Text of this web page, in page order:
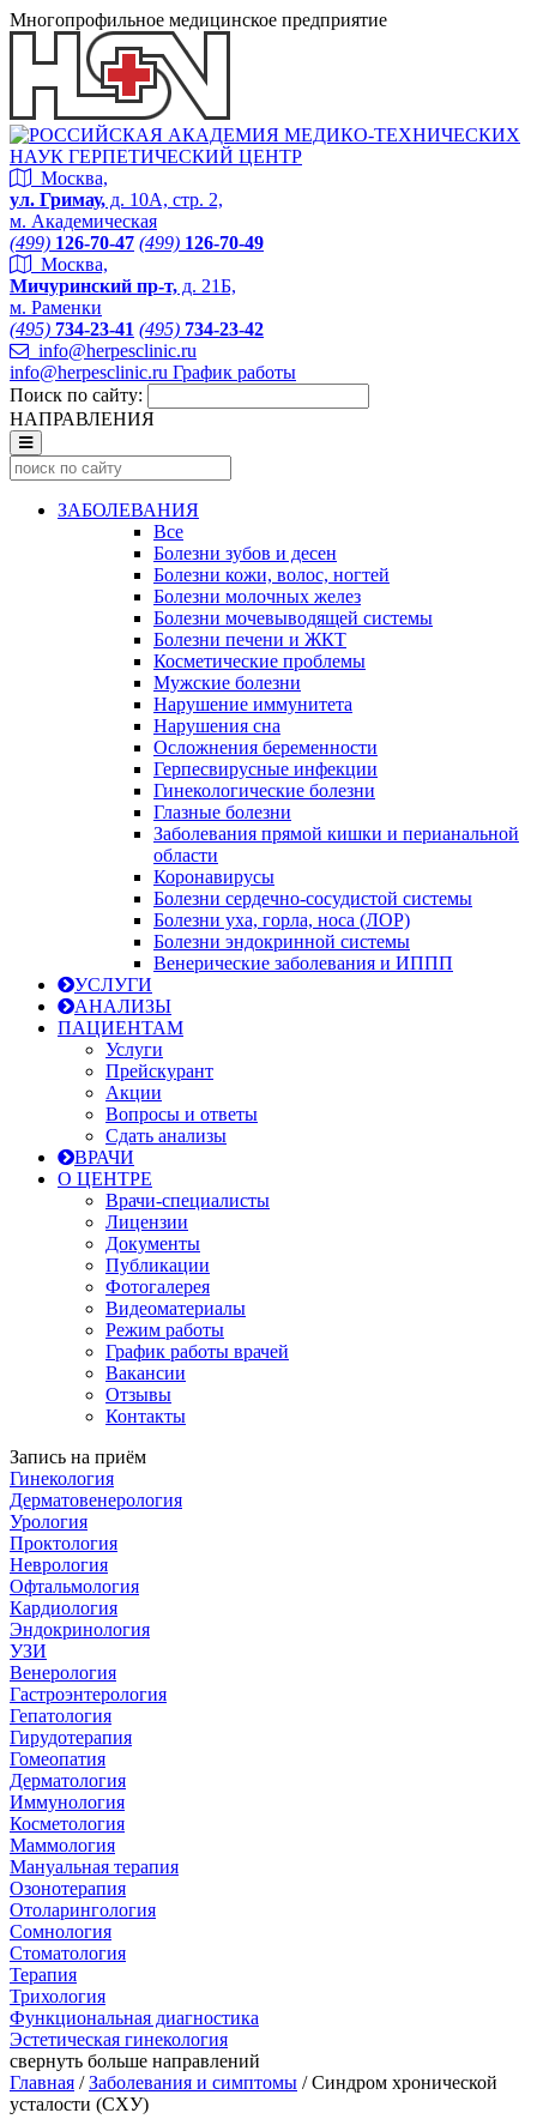
Многопрофильное медицинское предприятие
Москва,
ул. Гримау, д. 10А, стр. 2,
м. Академическая
(499) 126-70-47 (499) 126-70-49
Москва,
Мичуринский пр-т, д. 21Б,
м. Раменки
(495) 734-23-41 (495) 734-23-42
info@herpesclinic.ru
info@herpesclinic.ru График работы
Поиск по сайту:
НАПРАВЛЕНИЯ
ЗАБОЛЕВАНИЯ
Все
Болезни зубов и десен
Болезни кожи, волос, ногтей
Болезни молочных желез
Болезни мочевыводящей системы
Болезни печени и ЖКТ
Косметические проблемы
Мужские болезни
Нарушение иммунитета
Нарушения сна
Осложнения беременности
Герпесвирусные инфекции
Гинекологические болезни
Глазные болезни
Заболевания прямой кишки и перианальной
области
Коронавирусы
Болезни сердечно-сосудистой системы
Болезни уха, горла, носа (ЛОР)
Болезни эндокринной системы
Венерические заболевания и ИППП
УСЛУГИ
АНАЛИЗЫ
ПАЦИЕНТАМ
Услуги
Прейскурант
Акции
Вопросы и ответы
Сдать анализы
ВРАЧИ
О ЦЕНТРЕ
Врачи-специалисты
Лицензии
Документы
Публикации
Фотогалерея
Видеоматериалы
Режим работы
График работы врачей
Вакансии
Отзывы
Контакты
Запись на приём
Гинекология
Дерматовенерология
Урология
Проктология
Неврология
Офтальмология
Кардиология
Эндокринология
УЗИ
Венерология
Гастроэнтерология
Гепатология
Гирудотерапия
Гомеопатия
Дерматология
Иммунология
Косметология
Маммология
Мануальная терапия
Озонотерапия
Отоларингология
Сомнология
Стоматология
Терапия
Трихология
Функциональная диагностика
Эстетическая гинекология
свернуть больше направлений
Главная /Заболевания и симптомы / Синдром хронической
усталости (СХУ)